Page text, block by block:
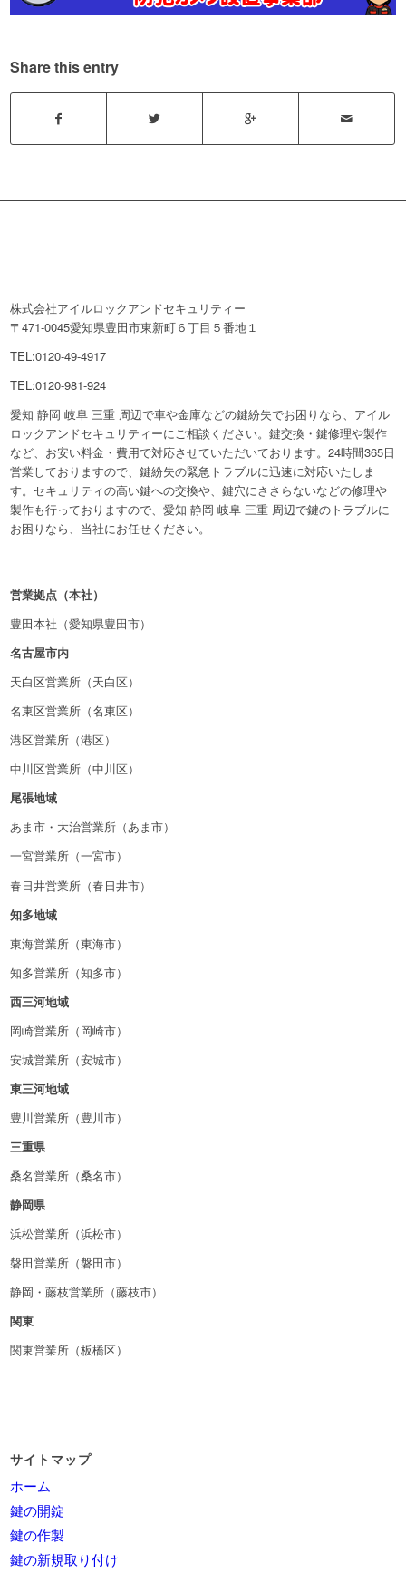
Share this entry
株式会社アイルロックアンドセキュリティー
〒471-0045愛知県豊田市東新町６丁目５番地１
TEL:0120-49-4917
TEL:0120-981-924
愛知 静岡 岐阜 三重 周辺で車や金庫などの鍵紛失でお困りなら、アイル
ロックアンドセキュリティーにご相談ください。鍵交換・鍵修理や製作
など、お安い料金・費用で対応させていただいております。24時間365日
営業しておりますので、鍵紛失の緊急トラブルに迅速に対応いたしま
す。セキュリティの高い鍵への交換や、鍵穴にささらないなどの修理や
製作も行っておりますので、愛知 静岡 岐阜 三重 周辺で鍵のトラブルに
お困りなら、当社にお任せください。
営業拠点（本社）
豊田本社（愛知県豊田市）
名古屋市内
天白区営業所（天白区）
名東区営業所（名東区）
港区営業所（港区）
中川区営業所（中川区）
尾張地域
あま市・大治営業所（あま市）
一宮営業所（一宮市）
春日井営業所（春日井市）
知多地域
東海営業所（東海市）
知多営業所（知多市）
西三河地域
岡崎営業所（岡崎市）
安城営業所（安城市）
東三河地域
豊川営業所（豊川市）
三重県
桑名営業所（桑名市）
静岡県
浜松営業所（浜松市）
磐田営業所（磐田市）
静岡・藤枝営業所（藤枝市）
関東
関東営業所（板橋区）
サイトマップ
ホーム
鍵の開錠
鍵の作製
鍵の新規取り付け